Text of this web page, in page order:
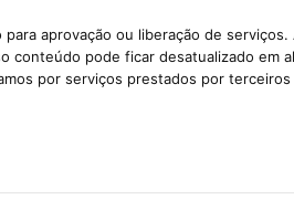
aprovação ou liberação de
conteúdo pode ficar desatualizado em
por serviços prestados por